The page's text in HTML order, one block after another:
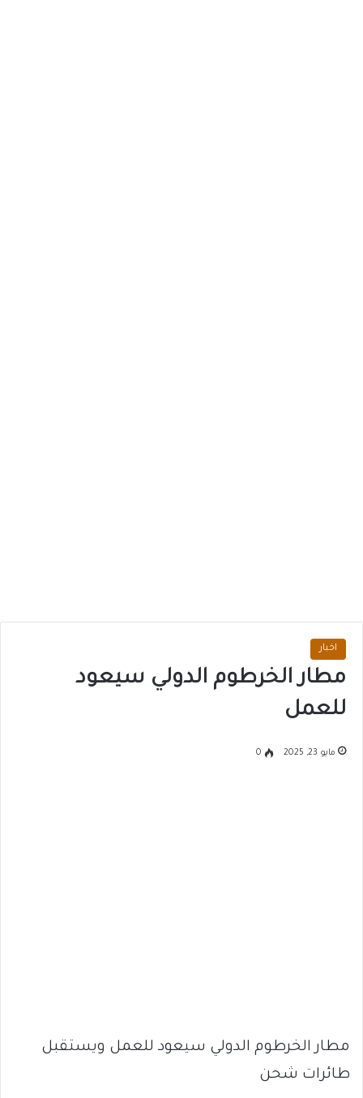
اخبار
مطار الخرطوم الدولي سيعود
للعمل
مايو 23, 2025 0
مطار الخرطوم الدولي سيعود للعمل ويستقبل
طائرات شحن